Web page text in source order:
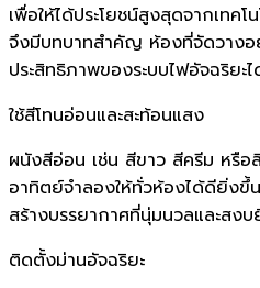
เพื่อให้ได้ประโยชน์สูงสุดจากเท
จึงมีบทบาทสำคัญ ห้องที่จัดวางอ
ประสิทธิภาพของระบบไฟอัจฉริยะ
ใช้สีโทนอ่อนและสะท้อนแสง
ผนังสีอ่อน เช่น สีขาว สีครีม หรือ
อาทิตย์จำลองให้ทั่วห้องได้ดียิ่ง
สร้างบรรยากาศที่นุ่มนวลและสง
ติดตั้งม่านอัจฉริยะ